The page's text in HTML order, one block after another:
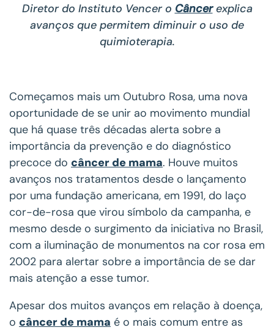
Diretor do Instituto Vencer o Câncerexplica
avanços que permitem diminuir o uso de
quimioterapia.
Começamos mais um Outubro Rosa, uma nova
oportunidade de se unir ao movimento mundial
que há quase três décadas alerta sobre a
importância da prevenção e do diagnóstico
precoce do câncer de mama. Houve muitos
avanços nos tratamentos desde o lançamento
por uma fundação americana, em 1991, do laço
cor-de-rosa que virou símbolo da campanha, e
mesmo desde o surgimento da iniciativa no Brasil,
com a iluminação de monumentos na cor rosa em
2002 para alertar sobre a importância de se dar
mais atenção a esse tumor.
Apesar dos muitos avanços em relação à doença,
o câncer de mama é o mais comum entre as